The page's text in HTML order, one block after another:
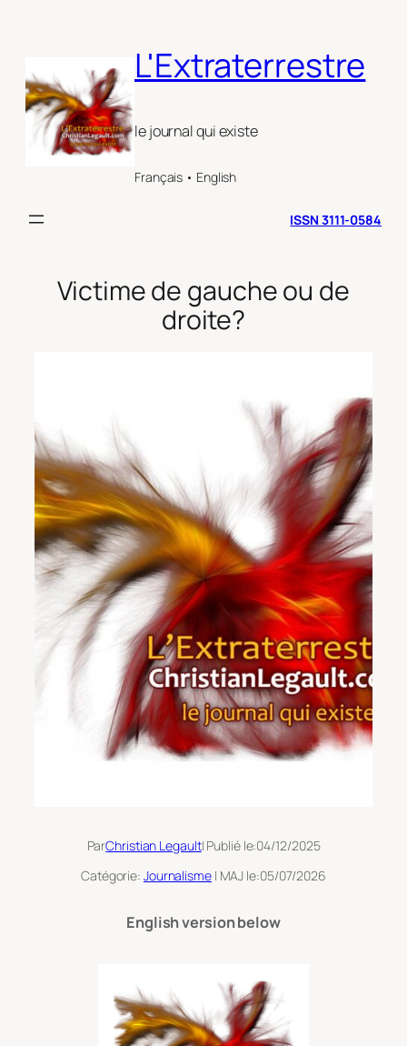
L'Extraterrestre
le journal qui existe
Français • English
ISSN 3111-0584
Victime de gauche ou de
droite?
ParChristian Legault| Publié le:04/12/2025
Catégorie: Journalisme| MAJ le:05/07/2026
English version below